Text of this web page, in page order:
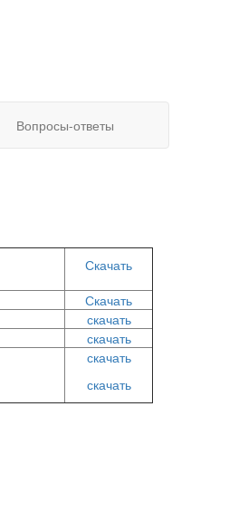
Вопросы-ответы
Скачать
Скачать
скачать
скачать
скачать
скачать